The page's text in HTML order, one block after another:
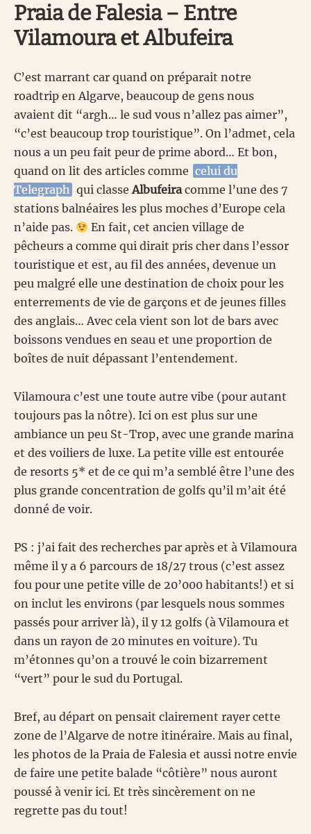
Praia de Falesia – Entre
Vilamoura et Albufeira
C’est marrant car quand on préparait notre
roadtrip en Algarve, beaucoup de gens nous
avaient dit “argh… le sud vous n’allez pas aimer”,
“c’est beaucoup trop touristique”. On l’admet, cela
nous a un peu fait peur de prime abord… Et bon,
quand on lit des articles comme celui du
Telegraph qui classeAlbufeiracomme l’une des 7
stations balnéaires les plus moches d’Europe cela
n’aide pas.
En fait, cet ancien village de
pêcheurs a comme qui dirait pris cher dans l’essor
touristique et est, au fil des années, devenue un
peu malgré elle une destination de choix pour les
enterrements de vie de garçons et de jeunes filles
des anglais… Avec cela vient son lot de bars avec
boissons vendues en seau et une proportion de
boîtes de nuit dépassant l’entendement.
Vilamoura c’est une toute autre vibe (pour autant
toujours pas la nôtre). Ici on est plus sur une
ambiance un peu St-Trop, avec une grande marina
et des voiliers de luxe. La petite ville est entourée
de resorts 5* et de ce qui m’a semblé être l’une des
plus grande concentration de golfs qu’il m’ait été
donné de voir.
PS : j’ai fait des recherches par après et à Vilamoura
même il y a 6 parcours de 18/27 trous (c’est assez
fou pour une petite ville de 20’000 habitants!) et si
on inclut les environs (par lesquels nous sommes
passés pour arriver là), il y 12 golfs (à Vilamoura et
dans un rayon de 20 minutes en voiture). Tu
m’étonnes qu’on a trouvé le coin bizarrement
“vert” pour le sud du Portugal.
Bref, au départ on pensait clairement rayer cette
zone de l’Algarve de notre itinéraire. Mais au final,
les photos de la Praia de Falesia et aussi notre envie
de faire une petite balade “côtière” nous auront
poussé à venir ici. Et très sincèrement on ne
regrette pas du tout!